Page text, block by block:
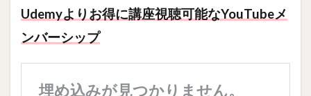
Udemyよりお得に講座視聴可能なYouTubeメ
ンバーシップ